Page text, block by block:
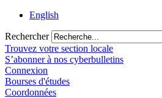
English
Rechercher
Trouvez votre section locale
S’abonner à nos cyberbulletins
Connexion
Bourses d'études
Coordonnées